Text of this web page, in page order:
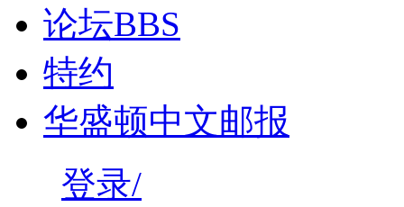
论坛BBS
特约
华盛顿中文邮报
登录/